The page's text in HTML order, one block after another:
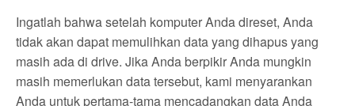
Ingatlah bahwa setelah komputer Anda direset, Anda
tidak akan dapat memulihkan data yang dihapus yang
masih ada di drive. Jika Anda berpikir Anda mungkin
masih memerlukan data tersebut, kami menyarankan
Anda untuk pertama-tama mencadangkan data Anda